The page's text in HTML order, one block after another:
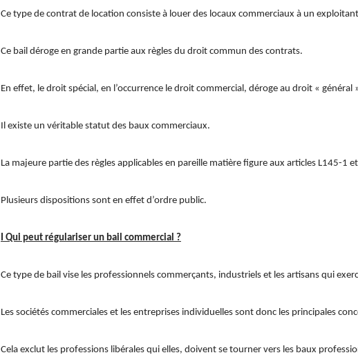
Ce type de contrat de location consiste à louer des locaux commerciaux à un
Ce bail déroge en grande partie aux règles du droit commun des contrats.
En effet, le droit spécial, en l’occurrence le droit commercial, déroge au droit « général
Il existe un véritable statut des baux commerciaux.
La majeure partie des règles applicables en pareille matière figure aux articles L145-1
Plusieurs dispositions sont en effet d’ordre public.
I Qui peut régulariser un bail commercial ?
Ce type de bail vise les professionnels commerçants, industriels et les artisans qui
Les sociétés commerciales et les entreprises individuelles sont donc les principales
Cela exclut les professions libérales qui elles, doivent se tourner vers les baux